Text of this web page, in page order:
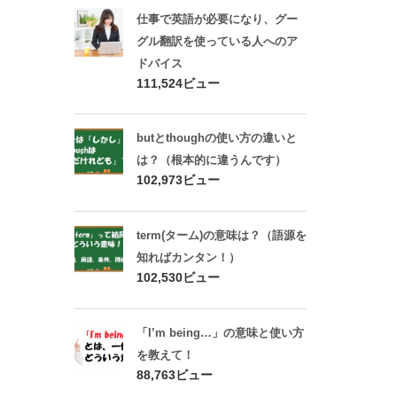
仕事で英語が必要になり、グー
グル翻訳を使っている人へのア
ドバイス
111,524ビュー
butとthoughの使い方の違いと
は？（根本的に違うんです）
102,973ビュー
term(ターム)の意味は？（語源を
知ればカンタン！）
102,530ビュー
「I’m being…」の意味と使い方
を教えて！
88,763ビュー